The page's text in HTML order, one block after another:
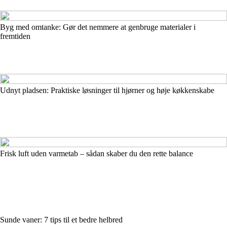
Byg med omtanke: Gør det nemmere at genbruge materialer i
fremtiden
Udnyt pladsen: Praktiske løsninger til hjørner og høje køkkenskabe
Frisk luft uden varmetab – sådan skaber du den rette balance
Sunde vaner: 7 tips til et bedre helbred